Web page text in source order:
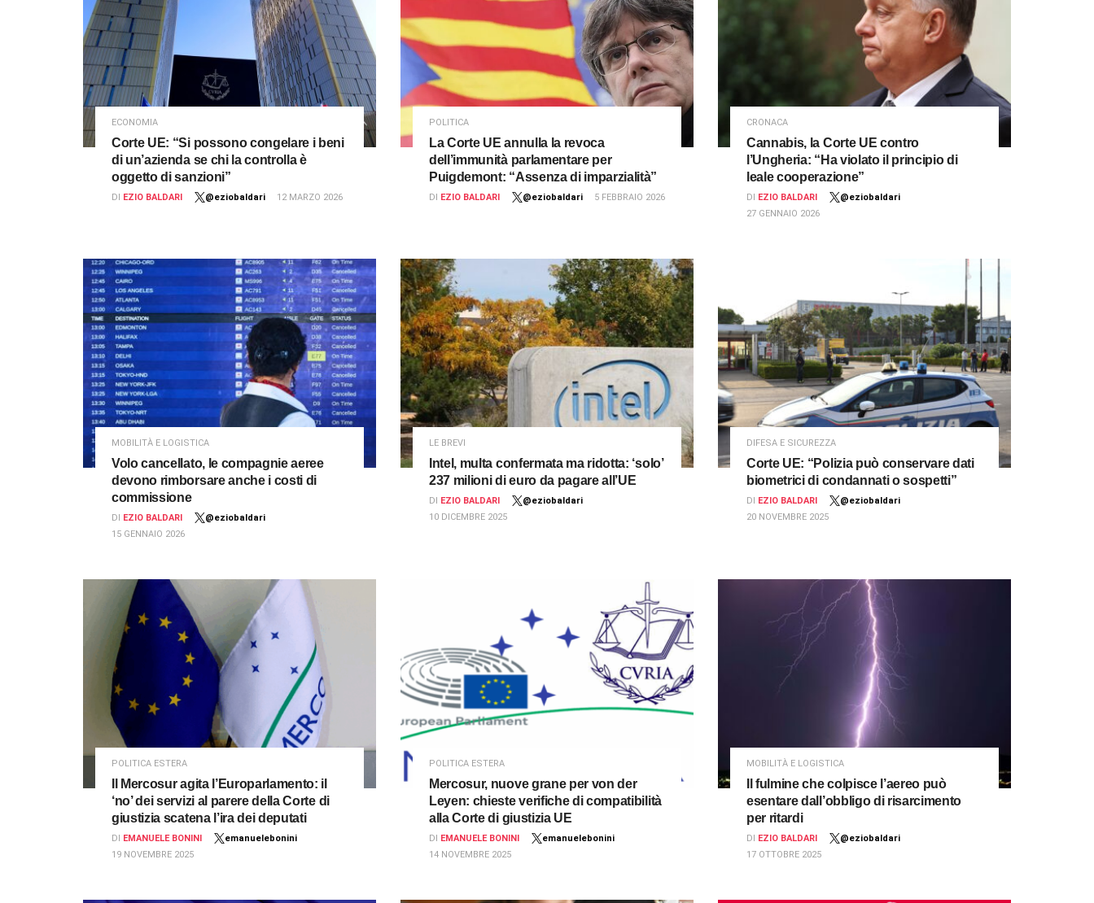
ECONOMIA
Corte UE: “Si possono congelare i beni
di un’azienda se chi la controlla è
oggetto di sanzioni”
DI EZIO BALDARI @eziobaldari 12 MARZO 2026
POLITICA
La Corte UE annulla la revoca
dell’immunità parlamentare per
Puigdemont: “Assenza di imparzialità”
DI EZIO BALDARI @eziobaldari 5 FEBBRAIO 2026
CRONACA
Cannabis, la Corte UE contro
l’Ungheria: “Ha violato il principio di
leale cooperazione”
DI EZIO BALDARI
@eziobaldari
27 GENNAIO 2026
MOBILITÀ E LOGISTICA
Volo cancellato, le compagnie aeree
devono rimborsare anche i costi di
commissione
DI EZIO BALDARI
@eziobaldari
15 GENNAIO 2026
LE BREVI
Intel, multa confermata ma ridotta: ‘solo’
237 milioni di euro da pagare all’UE
DI EZIO BALDARI
@eziobaldari
10 DICEMBRE 2025
DIFESA E SICUREZZA
Corte UE: “Polizia può conservare dati
biometrici di condannati o sospetti”
DI EZIO BALDARI
@eziobaldari
20 NOVEMBRE 2025
POLITICA ESTERA
Il Mercosur agita l’Europarlamento: il
‘no’ dei servizi al parere della Corte di
giustizia scatena l’ira dei deputati
DI EMANUELE BONINI
emanuelebonini
19 NOVEMBRE 2025
POLITICA ESTERA
Mercosur, nuove grane per von der
Leyen: chieste verifiche di compatibilità
alla Corte di giustizia UE
DI EMANUELE BONINI
emanuelebonini
14 NOVEMBRE 2025
MOBILITÀ E LOGISTICA
Il fulmine che colpisce l’aereo può
esentare dall’obbligo di risarcimento
per ritardi
DI EZIO BALDARI
@eziobaldari
17 OTTOBRE 2025